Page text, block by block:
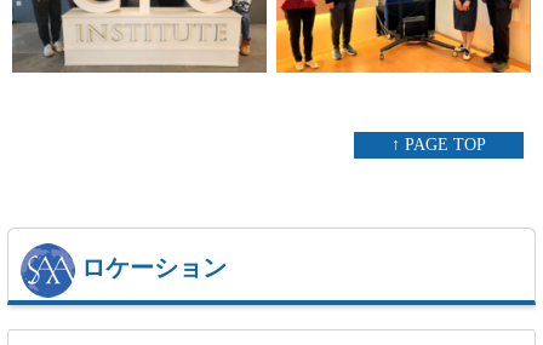
↑ PAGE TOP
ロケーション